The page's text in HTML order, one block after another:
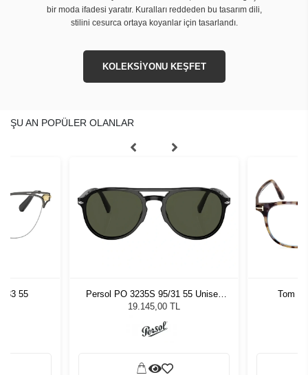
bir moda ifadesi yaratır. Kuralları reddeden bu tasarım dili,
stilini cesurca ortaya koyanlar için tasarlandı.
KOLEKSİYONU KEŞFET
ŞU AN POPÜLER OLANLAR
55
Persol PO 3235S 95/31 55 Unisex
Güneş Gözlüğü
19.145,00 TL
Tom